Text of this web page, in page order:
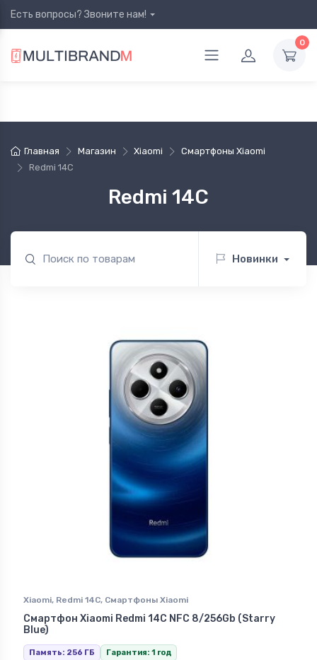
Есть вопросы? Звоните нам!
0
Главная Магазин Xiaomi
Смартфоны Xiaomi
Redmi 14C
Redmi 14C
Новинки
Xiaomi, Redmi 14C, Смартфоны Xiaomi
Смартфон Xiaomi Redmi 14C NFC 8/256Gb (Starry
Blue)
Память: 256 ГБ Гарантия: 1 год